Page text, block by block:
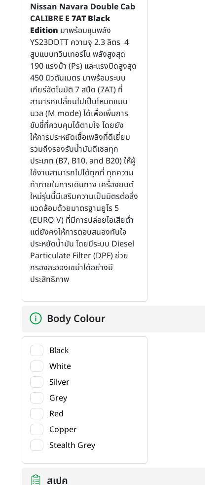
Nissan Navara Double Cab
CALIBRE E 7AT Black
Edition มาพร้อมขุมพลัง
YS23DDTT ความจุ 2.3 ลิตร 4
สูบแบบทวินเทอร์โบ พลังสูงสุด
190 แรงม้า (Ps) และแรงบิดสูงสุด
450 นิวตันเมตร มาพร้อมระบบ
เกียร์อัตโนมัติ 7 สปีด (7AT) ที่
สามารถเปลี่ยนไปเป็นโหมดแมน
นวล (M mode) ได้เพื่อเพิ่มการ
ขับขี่ที่ควบคุมได้ตามใจ โดยยัง
ให้การประหยัดเชื้อเพลิงที่ดีเยี่ยม
รวมถึงรองรับน้ำมันดีเซลทุก
ประเภท (B7, B10, and B20) ให้ผู้
ใช้งานสามารถไปได้ทุกที่ ทุกความ
ท้าทายในการเดินทาง เครื่องยนต์
ใหม่รุ่นนี้มีเสริมความเป็นมิตรต่อสิ่ง
แวดล้อมด้วยมาตรฐานยูโร 5
(EURO V) ที่มีการปล่อยไอเสียต่ำ
แต่ยังคงให้การตอบสนองทันใจ
ประหยัดน้ำมัน โดยมีระบบ Diesel
Particulate Filter (DPF) ช่วย
กรองละอองเขม่าได้อย่างมี
ประสิทธิภาพ
Body Colour
Black
White
Silver
Grey
Red
Copper
Stealth Grey
สเปค